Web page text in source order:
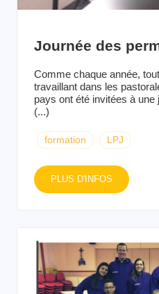
Journée des
Comme chaque année,
travaillant dans les
pays ont été invitées à
(...)
formation LPJ
PLUS D'INFOS